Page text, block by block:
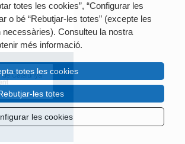
totes les cookies”, “Configurar les
o bé “Rebutjar-les totes” (excepte les
Consulteu la nostra
més informació.
totes les cookies
les totes
les cookies